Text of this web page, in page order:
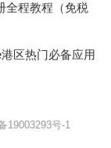
全程教程（免税
区热门必备应用
19003293号-1